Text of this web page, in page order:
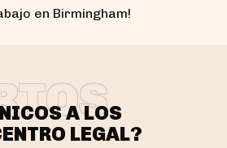
en Birmingham!
A LOS
LEGAL?